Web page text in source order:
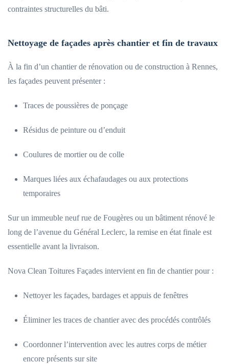
contraintes structurelles du bâti.
Nettoyage de façades après chantier et fin de travaux
À la fin d’un chantier de rénovation ou de construction à Rennes,
les façades peuvent présenter :
Traces de poussières de ponçage
Résidus de peinture ou d’enduit
Coulures de mortier ou de colle
Marques liées aux échafaudages ou aux protections
temporaires
Sur un immeuble neuf rue de Fougères ou un bâtiment rénové le
long de l’avenue du Général Leclerc, la remise en état finale est
essentielle avant la livraison.
Nova Clean Toitures Façades intervient en fin de chantier pour :
Nettoyer les façades, bardages et appuis de fenêtres
Éliminer les traces de chantier avec des procédés contrôlés
Coordonner l’intervention avec les autres corps de métier
encore présents sur site